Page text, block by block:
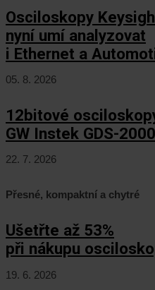
Osciloskopy
nyní umí analyzovat
i Ethernet a
05. 8. 2026
12bitové
GW Instek GDS-
22. 7. 2026
Přesné, kompaktní a chytré
Ušetřte až 53%
při nákupu
19. 6. 2026